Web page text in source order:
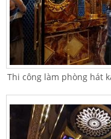
Thi công làm phòng hát